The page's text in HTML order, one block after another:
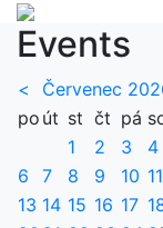
Events
< Červenec
po út st čt pá
1
2 3 4
6
7 8 9 10 11
13 14 15 16 17